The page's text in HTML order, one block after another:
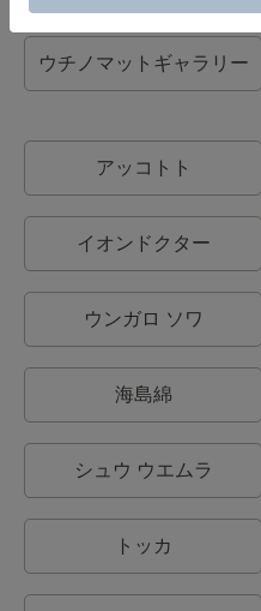
ウチノマットギャラリー
アッコトト
イオンドクター
ウンガロ ソワ
海島綿
シュウ ウエムラ
トッカ